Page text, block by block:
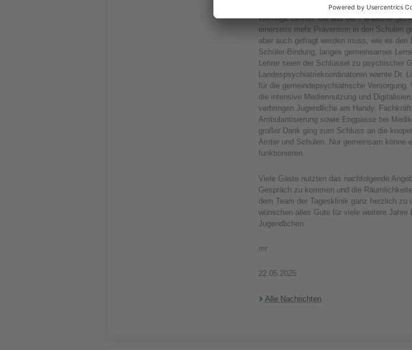
Wichtige Lehren, die aus der Pandemie
einerseits mehr Prävention in den Schulen
aber auch gefragt werden muss, wie es den
Schüler-Bindung, langes gemeinsames
Lehrer seien der Schlüssel zu psychischer
Landespsychiatriekoordinatoren warnte Dr.
für die gemeindepsychiatrische Versorgung.
die intensive Mediennutzung und
verbringen Jugendliche am Handy.
Ambulantisierung sowie Engpässe bei
großer Dank ging zum Schluss an die
Ämter und Schulen. Nur gemeinsam könne
funktionieren.
Viele Gäste nutzten das nachfolgende
Gespräch zu kommen und die
dem Team der Tagesklinik ganz herzlich zu
wünschen alles Gute für viele weitere Jahre
Jugendlichen.
mr
22.05.2025
Alle Nachrichten